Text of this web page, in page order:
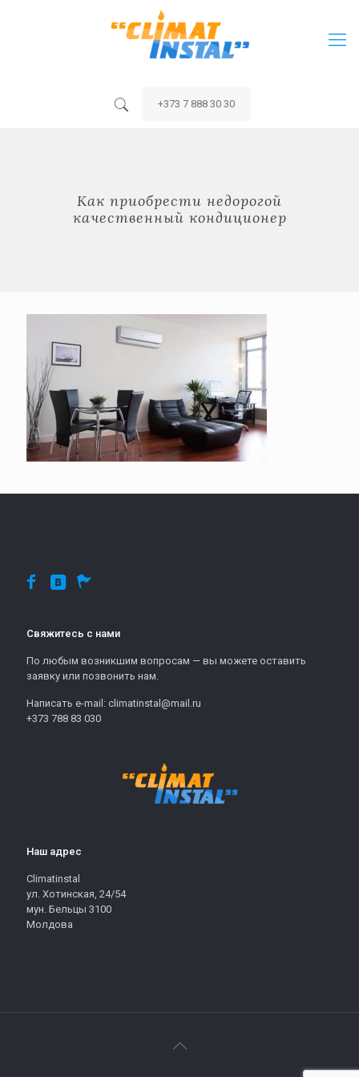
+373 7 888 30 30
Как приобрести недорогой
качественный кондиционер
Свяжитесь с нами
По любым возникшим вопросам — вы можете оставить
заявку или позвонить нам.
Написать e-mail: climatinstal@mail.ru
+373 788 83 030
Наш адрес
Climatinstal
ул. Хотинская, 24/54
мун. Бельцы 3100
Молдова